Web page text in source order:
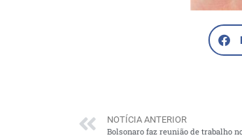
NOTÍCIA ANTERIOR
Bolsonaro faz reunião de trabalho